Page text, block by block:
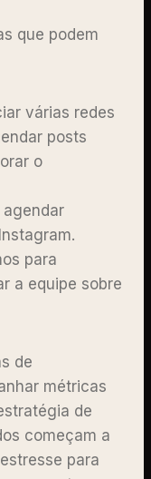
que podem
várias redes
posts
o
agendar
para
a equipe sobre
de
métricas
de
começam a
para